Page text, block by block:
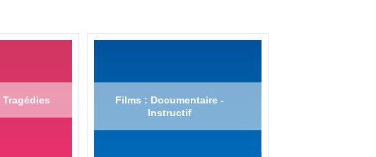
Films : Documentaire -
Instructif